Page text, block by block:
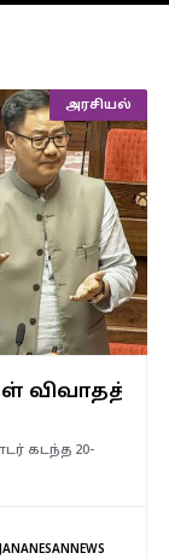
தப்பியோட
ரிஜிஜு
அரசியல்
கடந்த 20-
JANANESANNEWS